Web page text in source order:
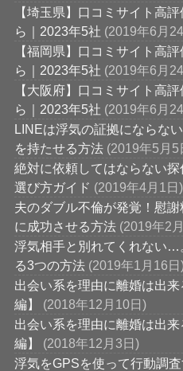
【埼玉県】口コミサイト高
ら｜2023年5社 (2019年6月
【福岡県】口コミサイト高
ら｜2023年5社 (2019年6月
【大阪府】口コミサイト高
ら｜2023年5社 (2019年6月
LINEは浮気の証拠にならな
を持たせる方法 (2019年5月5
絶対に依頼してはならない
選び方ガイド (2019年4月1日)
夫のダブル不倫が発覚！慰
に成功させる方法 (2019年2
浮気相手と別れてくれない…
る3つの方法 (2019年1月16日
出会い系を理由に離婚は出
編】
(2018年12月10日)
出会い系を理由に離婚は出
編】
(2018年12月3日)
浮気をGPSを使って行動調